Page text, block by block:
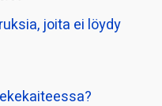
joita ei löydy